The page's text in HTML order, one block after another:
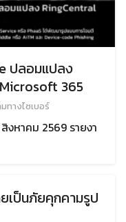
ปลอมแปลง
365
ทางไซเบอร์
หาคม 2569 รายงา
เป็นภัยคุกคามรูป